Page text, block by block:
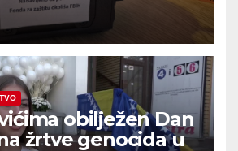
obilježen Dan
žrtve genocida u